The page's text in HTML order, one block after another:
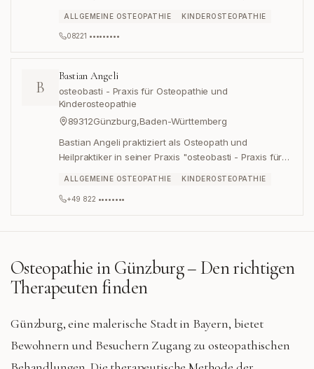
ALLGEMEINE OSTEOPATHIE KINDEROSTEOPATHIE
08221 •••••••••
B
Bastian Angeli
osteobasti - Praxis für Osteopathie und
Kinderosteopathie
89312Günzburg,Baden-Württemberg
Bastian Angeli praktiziert als Osteopath und
Heilpraktiker in seiner Praxis "osteobasti - Praxis für
ALLGEMEINE OSTEOPATHIE KINDEROSTEOPATHIE
+49 822 ••••••••
Osteopathie inGünzburg– Den richtigen
Therapeuten finden
Günzburg, eine malerische Stadt in Bayern, bietet
Bewohnern und Besuchern Zugang zu osteopathischen